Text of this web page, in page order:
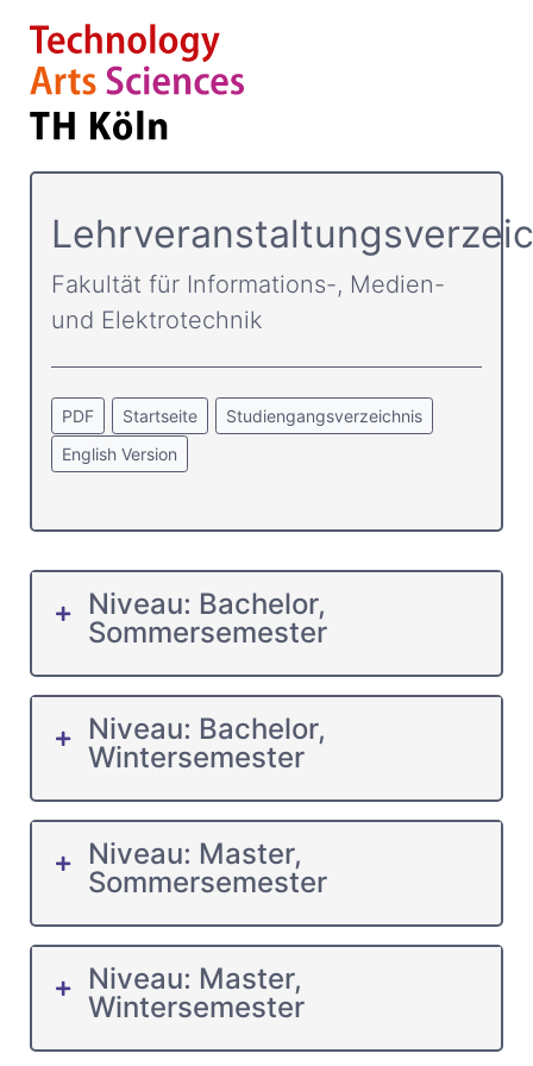
Fakultät für Informations-, Medien-
und Elektrotechnik
PDF Startseite
Studiengangsverzeichnis
English Version
Niveau: Bachelor,
Sommersemester
Niveau: Bachelor,
Wintersemester
Niveau: Master,
Sommersemester
Niveau: Master,
Wintersemester